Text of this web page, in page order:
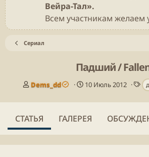
Вейра-Тал».
Всем участникам желаем
Сериал
Падший /
А
т
р
Dems_dd
Д
т
п
10 Июль 2012
Т
е
г
СТАТЬЯ ГАЛЕРЕЯ